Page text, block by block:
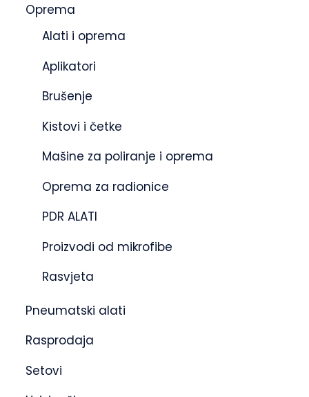
Oprema
Alati i oprema
Aplikatori
Brušenje
Kistovi i četke
Mašine za poliranje i oprema
Oprema za radionice
PDR ALATI
Proizvodi od mikrofibe
Rasvjeta
Pneumatski alati
Rasprodaja
Setovi